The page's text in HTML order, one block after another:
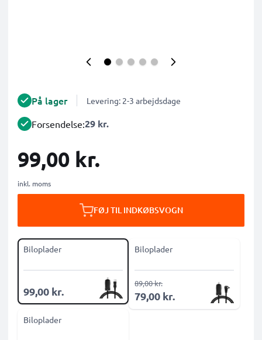
På lager Levering: 2-3 arbejdsdage
Forsendelse:29 kr.
99,00 kr.
inkl. moms
FØJ TIL INDKØBSVOGN
Biloplader
99,00 kr.
Biloplader
79,00 kr.
89,00 kr.
Biloplader